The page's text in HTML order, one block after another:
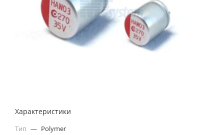
Характеристики
Тип — Polymer